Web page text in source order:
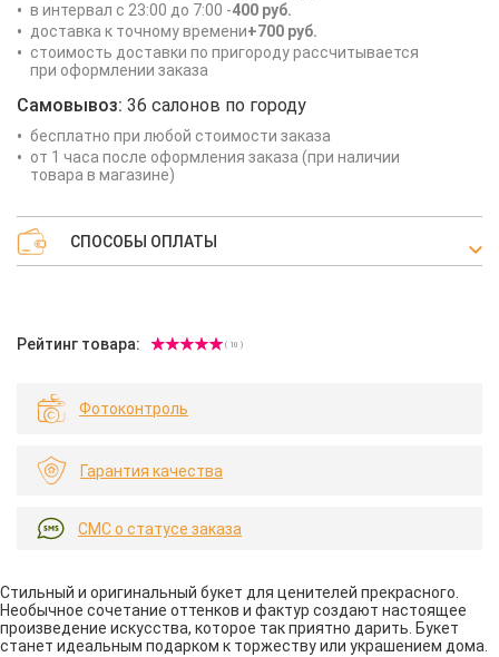
в интервал с 23:00 до 7:00 -400 руб.
доставка к точному времени+700 руб.
стоимость доставки по пригороду рассчитывается
при оформлении заказа
Самовывоз: 36 салонов по городу
бесплатно при любой стоимости заказа
от 1 часа после оформления заказа (при наличии
товара в магазине)
СПОСОБЫ ОПЛАТЫ
Рейтинг товара: ( 10 )
Фотоконтроль
Гарантия качества
СМС о статусе заказа
Стильный и оригинальный букет для ценителей прекрасного.
Необычное сочетание оттенков и фактур создают настоящее
произведение искусства, которое так приятно дарить. Букет
станет идеальным подарком к торжеству или украшением дома.